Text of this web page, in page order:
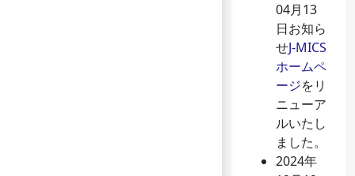
04月13
日お知ら
せJ-MICS
ホームペ
ージをリ
ニューア
ルいたし
ました。
2024年